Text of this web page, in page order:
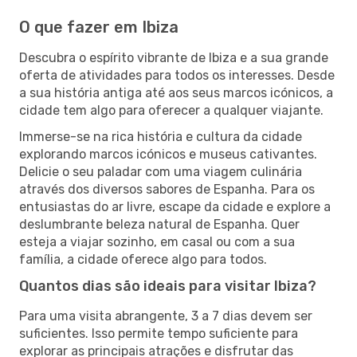
O que fazer em Ibiza
Descubra o espírito vibrante de Ibiza e a sua grande
oferta de atividades para todos os interesses. Desde
a sua história antiga até aos seus marcos icónicos, a
cidade tem algo para oferecer a qualquer viajante.
Immerse-se na rica história e cultura da cidade
explorando marcos icónicos e museus cativantes.
Delicie o seu paladar com uma viagem culinária
através dos diversos sabores de Espanha. Para os
entusiastas do ar livre, escape da cidade e explore a
deslumbrante beleza natural de Espanha. Quer
esteja a viajar sozinho, em casal ou com a sua
família, a cidade oferece algo para todos.
Quantos dias são ideais para visitar Ibiza?
Para uma visita abrangente, 3 a 7 dias devem ser
suficientes. Isso permite tempo suficiente para
explorar as principais atrações e disfrutar das